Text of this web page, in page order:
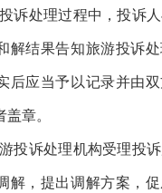
诉处理过程中，投诉
解结果告知旅游投诉
后应当予以记录并由
或者盖章。
投诉处理机构受理投
解，提出调解方案，